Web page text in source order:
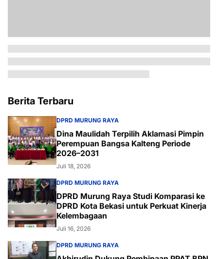
Berita Terbaru
DPRD MURUNG RAYA
Dina Maulidah Terpilih Aklamasi Pimpin
Perempuan Bangsa Kalteng Periode
2026–2031
Juli 18, 2026
DPRD MURUNG RAYA
DPRD Murung Raya Studi Komparasi ke
DPRD Kota Bekasi untuk Perkuat Kinerja
Kelembagaan
Juli 16, 2026
DPRD MURUNG RAYA